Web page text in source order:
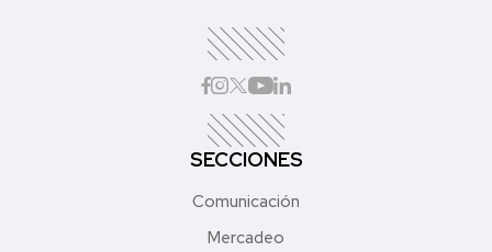
SECCIONES
Comunicación
Mercadeo